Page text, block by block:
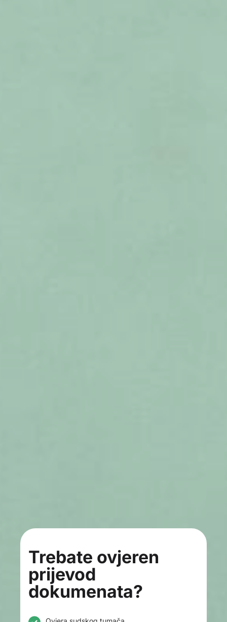
Trebate ovjeren
prijevod
dokumenata?